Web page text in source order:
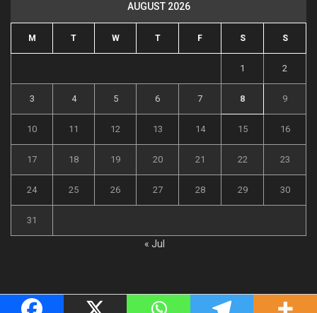
AUGUST 2026
M T W T F S S
1 2
3 4 5 6 7 8 9
10 11 12 13 14 15 16
17 18 19 20 21 22 23
24 25 26 27 28 29 30
31
« Jul